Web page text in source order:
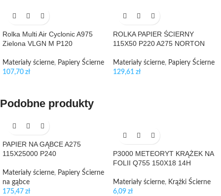
Rolka Multi Air Cyclonic A975
Zielona VLGN M P120
Materiały ścierne, Papiery Ścierne
107,70 zł
ROLKA PAPIER ŚCIERNY
115X50 P220 A275 NORTON
Materiały ścierne, Papiery Ścierne
129,61 zł
Podobne produkty
PAPIER NA GĄBCE A275
115X25000 P240
Materiały ścierne, Papiery Ścierne
na gąbce
175,47 zł
P3000 METEORYT KRĄŻEK NA
FOLII Q755 150X18 14H
Materiały ścierne, Krążki Ścierne
6,09 zł